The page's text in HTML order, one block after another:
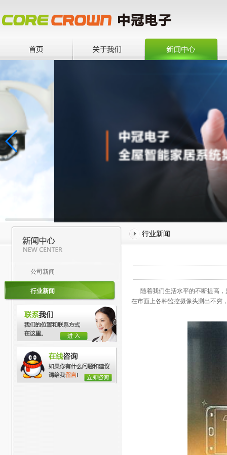
公司新闻
行业新闻
行业新闻
随着我们生活水平的不断提高，
在市面上各种监控摄像头测出不穷